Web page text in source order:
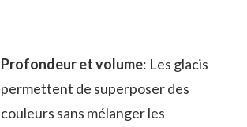
Profondeur et volume: Les glacis
permettent de superposer des
couleurs sans mélanger les